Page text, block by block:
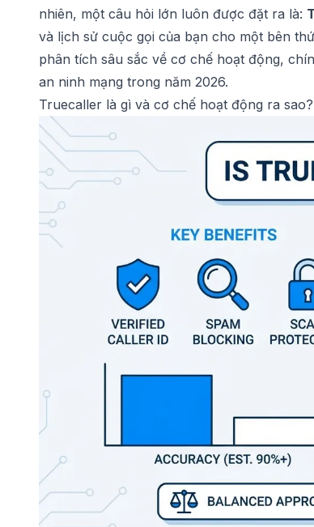
nhiên, một câu hỏi lớn luôn được đặt ra là:
và lịch sử cuộc gọi của bạn cho một bên
phân tích sâu sắc về cơ chế hoạt động,
an ninh mạng trong năm 2026.
Truecaller là gì và cơ chế hoạt động ra sao?